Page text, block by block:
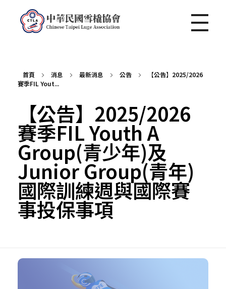
首頁 消息 最新消息 公告
【公告】2025/2026
賽季FIL Yout...
【公告】2025/2026
賽季FIL Youth A
Group(青少年)及
Junior Group(青年)
國際訓練週與國際賽
事投保事項